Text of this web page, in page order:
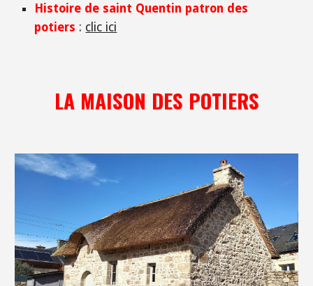
Histoire de saint Quentin patron des
potiers : clic ici
LA MAISON DES POTIERS